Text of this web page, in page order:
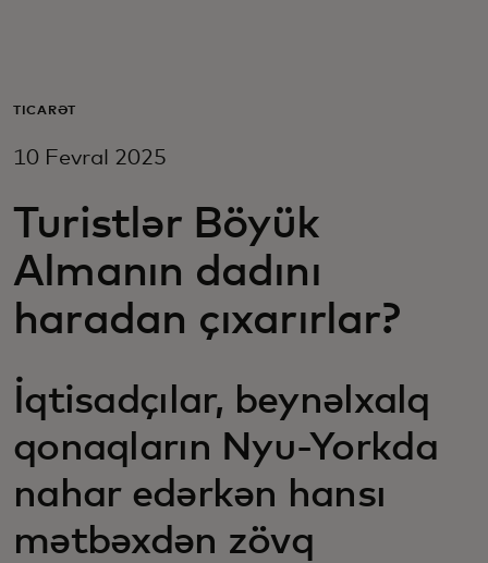
Biznes üçün
Yenilikçilər üçün
Xəbərlər və trendlər
TICARƏT
10 Fevral 2025
Turistlər Böyük
Almanın dadını
haradan çıxarırlar?
İqtisadçılar, beynəlxalq
qonaqların Nyu-Yorkda
nahar edərkən hansı
mətbəxdən zövq